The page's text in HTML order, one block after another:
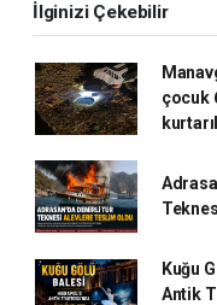
İlginizi Çekebilir
çocuk
Kuğu
Antik